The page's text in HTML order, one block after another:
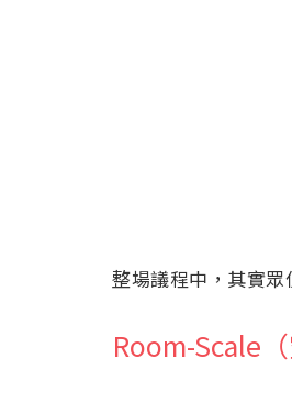
整場議程中，其實眾
Room-Scale